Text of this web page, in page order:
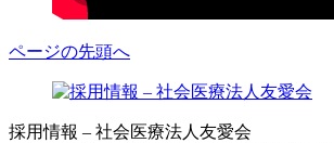
ページの先頭へ
採用情報 – 社会医療法人友愛会